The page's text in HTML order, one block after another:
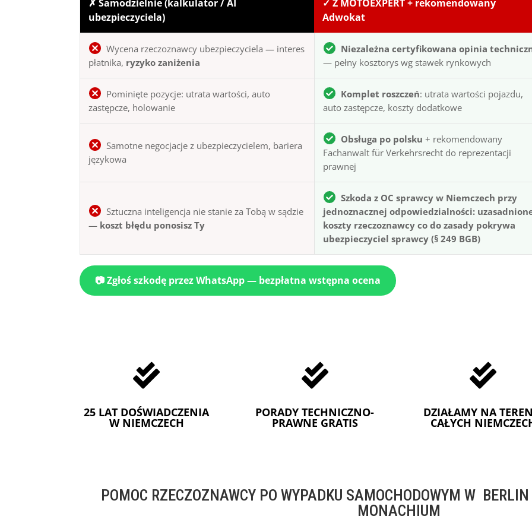
✗ Samodzielnie (kalkulator / AI
ubezpieczyciela)
✓ Z MOTOEXPERT + rekomendowany
Adwokat
Wycena rzeczoznawcy ubezpieczyciela — interes
płatnika, ryzyko zaniżenia
Niezależna certyfikowana opinia
— pełny kosztorys wg stawek rynkowych
Pominięte pozycje: utrata wartości, auto
zastępcze, holowanie
Komplet roszczeń: utrata wartości pojazdu,
auto zastępcze, koszty dodatkowe
Samotne negocjacje z ubezpieczycielem, bariera
językowa
Obsługa po polsku + rekomendowany
Fachanwalt für Verkehrsrecht do reprezentacji
prawnej
Sztuczna inteligencja nie stanie za Tobą w sądzie
— koszt błędu ponosisz Ty
Szkoda z OC sprawcy w Niemczech przy
jednoznacznej odpowiedzialności:
koszty rzeczoznawcy co do zasady pokrywa
ubezpieczyciel sprawcy (§ 249 BGB)
📷 Zgłoś szkodę przez WhatsApp — bezpłatna wstępna ocena

25 LAT DOŚWIADCZENIA
W NIEMCZECH

PORADY TECHNICZNO-
PRAWNE GRATIS

DZIAŁAMY NA
CAŁYCH
POMOC RZECZOZNAWCY PO WYPADKU SAMOCHODOWYM W
MONACHIUM